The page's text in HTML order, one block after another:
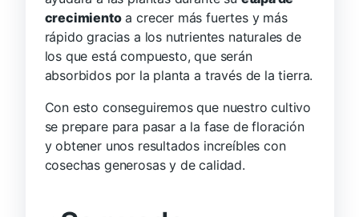
crecimientoa crecer más fuertes y más
rápido gracias a los nutrientes naturales de
los que está compuesto, que serán
absorbidos por la planta a través de la tierra.
Con esto conseguiremos que nuestro cultivo
se prepare para pasar a la fase de floración
y obtener unos resultados increíbles con
cosechas generosas y de calidad.